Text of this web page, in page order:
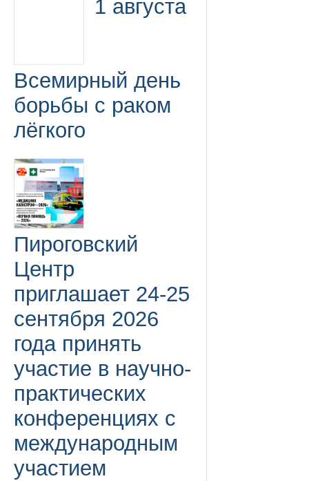
1 августа
Всемирный день
борьбы с раком
лёгкого
Пироговский
Центр
приглашает 24-25
сентября 2026
года принять
участие в научно-
практических
конференциях с
международным
участием